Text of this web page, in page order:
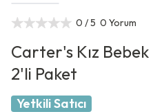
0 / 5 0 Yorum
Carter's Kız
2'li Paket
Yetkili Satıcı